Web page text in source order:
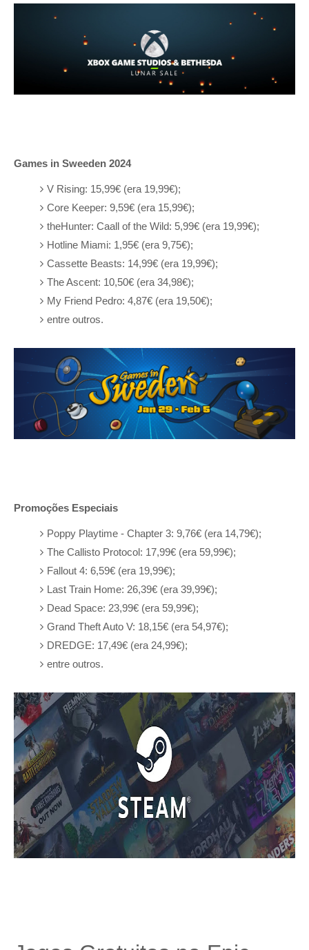
Games in Sweeden 2024
V Rising: 15,99€ (era 19,99€);
Core Keeper: 9,59€ (era 15,99€);
theHunter: Caall of the Wild: 5,99€ (era 19,99€);
Hotline Miami: 1,95€ (era 9,75€);
Cassette Beasts: 14,99€ (era 19,99€);
The Ascent: 10,50€ (era 34,98€);
My Friend Pedro: 4,87€ (era 19,50€);
entre outros.
Promoções Especiais
Poppy Playtime - Chapter 3: 9,76€ (era 14,79€);
The Callisto Protocol: 17,99€ (era 59,99€);
Fallout 4: 6,59€ (era 19,99€);
Last Train Home: 26,39€ (era 39,99€);
Dead Space: 23,99€ (era 59,99€);
Grand Theft Auto V: 18,15€ (era 54,97€);
DREDGE: 17,49€ (era 24,99€);
entre outros.